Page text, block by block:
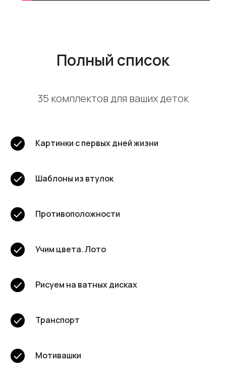
Полный список
35 комплектов для ваших деток
Картинки с первых дней жизни
Шаблоны из втулок
Противоположности
Учим цвета. Лото
Рисуем на ватных дисках
Транспорт
Мотивашки